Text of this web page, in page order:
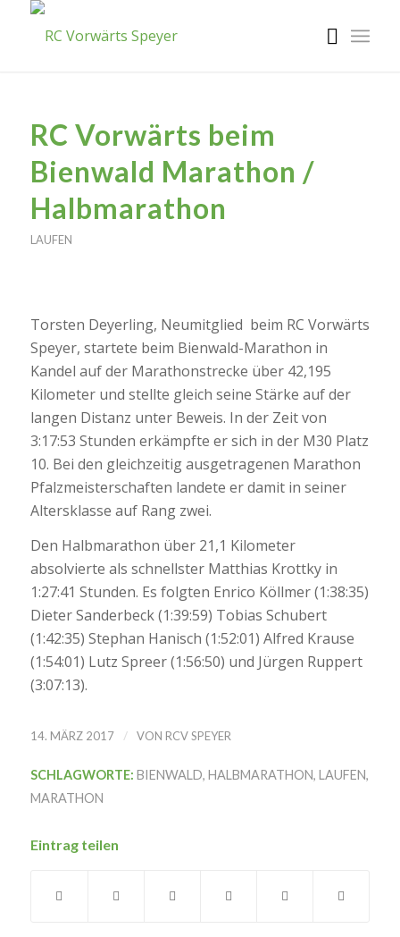
RC Vorwärts beim
Bienwald Marathon /
Halbmarathon
LAUFEN
Torsten Deyerling, Neumitglied beim RC Vorwärts
Speyer, startete beim Bienwald-Marathon in
Kandel auf der Marathonstrecke über 42,195
Kilometer und stellte gleich seine Stärke auf der
langen Distanz unter Beweis. In der Zeit von
3:17:53 Stunden erkämpfte er sich in der M30 Platz
10. Bei den gleichzeitig ausgetragenen Marathon
Pfalzmeisterschaften landete er damit in seiner
Altersklasse auf Rang zwei.
Den Halbmarathon über 21,1 Kilometer
absolvierte als schnellster Matthias Krottky in
1:27:41 Stunden. Es folgten Enrico Köllmer (1:38:35)
Dieter Sanderbeck (1:39:59) Tobias Schubert
(1:42:35) Stephan Hanisch (1:52:01) Alfred Krause
(1:54:01) Lutz Spreer (1:56:50) und Jürgen Ruppert
(3:07:13).
14. MÄRZ 2017 / VON RCV SPEYER
SCHLAGWORTE: BIENWALD, HALBMARATHON, LAUFEN,
MARATHON
Eintrag teilen